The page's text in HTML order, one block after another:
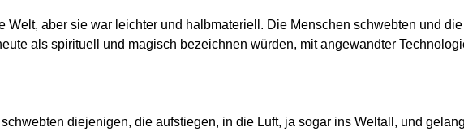
Welt, aber sie war leichter und halbmateriell. Die Menschen schwebten und
als spirituell und magisch bezeichnen würden, mit angewandter
diejenigen, die aufstiegen, in die Luft, ja sogar ins Weltall, und